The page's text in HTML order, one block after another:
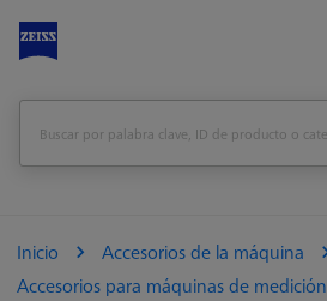
Inicio
Accesorios de la máquina
Accesorios para máquinas de medición